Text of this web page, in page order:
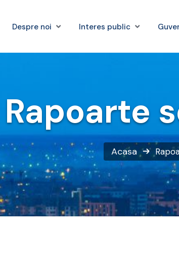
Despre noi Interes public
Rapoarte
Acasa